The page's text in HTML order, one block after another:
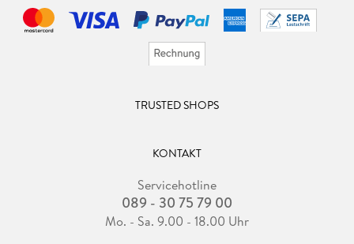
TRUSTED SHOPS
KONTAKT
Servicehotline
089 - 30 75 79 00
Mo. - Sa. 9.00 - 18.00 Uhr